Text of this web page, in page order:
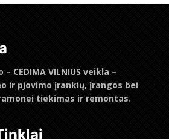
CEDIMA VILNIUS veikla –
ir pjovimo įrankių, įrangos bei
tiekimas ir remontas.